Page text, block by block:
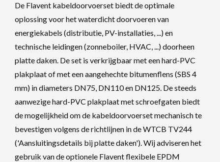
De Flavent kabeldoorvoerset biedt de optimale
oplossing voor het waterdicht doorvoeren van
energiekabels (distributie, PV-installaties, ...) en
technische leidingen (zonneboiler, HVAC, ...) doorheen
platte daken. De set is verkrijgbaar met een hard-PVC
plakplaat of met een aangehechte bitumenflens (SBS 4
mm) in diameters DN75, DN110 en DN125. De steeds
aanwezige hard-PVC plakplaat met schroefgaten biedt
de mogelijkheid om de kabeldoorvoerset mechanisch te
bevestigen volgens de richtlijnen in de WTCB TV244
('Aansluitingsdetails bij platte daken'). Wij adviseren het
gebruik van de optionele Flavent flexibele EPDM